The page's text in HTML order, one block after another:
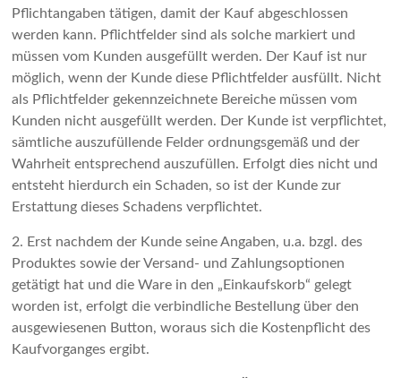
Pflichtangaben tätigen, damit der Kauf abgeschlossen
werden kann. Pflichtfelder sind als solche markiert und
müssen vom Kunden ausgefüllt werden. Der Kauf ist nur
möglich, wenn der Kunde diese Pflichtfelder ausfüllt. Nicht
als Pflichtfelder gekennzeichnete Bereiche müssen vom
Kunden nicht ausgefüllt werden. Der Kunde ist verpflichtet,
sämtliche auszufüllende Felder ordnungsgemäß und der
Wahrheit entsprechend auszufüllen. Erfolgt dies nicht und
entsteht hierdurch ein Schaden, so ist der Kunde zur
Erstattung dieses Schadens verpflichtet.
2. Erst nachdem der Kunde seine Angaben, u.a. bzgl. des
Produktes sowie der Versand- und Zahlungsoptionen
getätigt hat und die Ware in den „Einkaufskorb“ gelegt
worden ist, erfolgt die verbindliche Bestellung über den
ausgewiesenen Button, woraus sich die Kostenpflicht des
Kaufvorganges ergibt.